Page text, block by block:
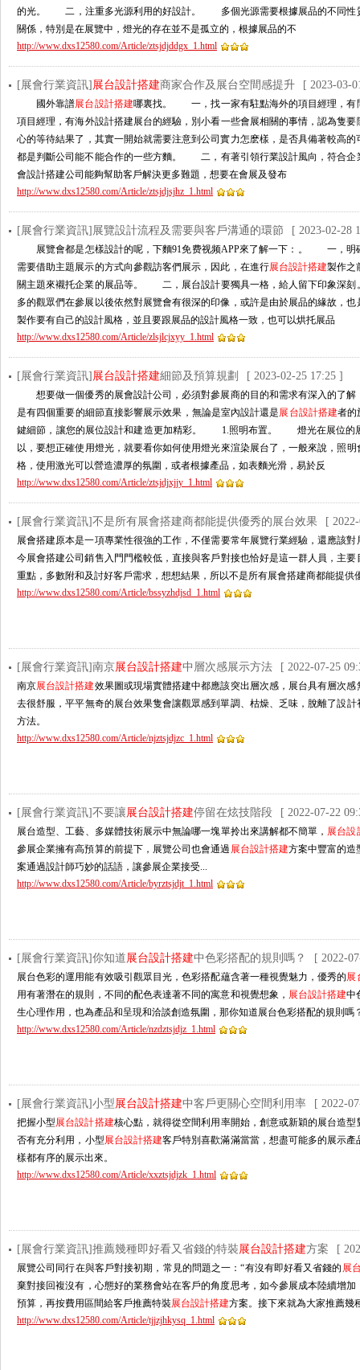
的光。 二，注重多光源利用的好設計。 多個光源需要根據展品的不同性
關係，特別是在展覽中，燈光的存在並不是孤立的，根據展品的不
http://www.dxs12580.com/Article/ztsjdjddgx_1.html
[展會行業資訊] 展台設計搭建商家合作及展台空間感提升 [ 2023-03-
國外靠譜展台設計搭建哪裏找。 一，找一家有駐點海外的項目經理
項目經理，有海外設計搭建展台的經驗，別小看一些會展相關的事情，認為
心的等待結果了，其實一開始就需要注意到公司實力怎麽樣，是否具備著較高的
都是判斷公司能不能合作的一些方麵。 二，有著引領行業設計風向，符合
會設計搭建公司能夠幫助客戶解決更多難題，想要在會展及發布
http://www.dxs12580.com/Article/ztsjdjsjhz_1.html
[展會行業資訊]展覽設計流程及需要與客戶溝通的環節 [ 2023-02-28
展覽會都是怎樣設計的呢，下麵91免费视频APP來了解一下：。 一
需要借助主題展示的方式向參觀訪客們展示，因此，在進行展台設計搭建製作之
關主題來襯托企業的展品等。 二，展台設計要獨具一格，給人留下印象
多的觀眾們在參展以後依然對展覽會有很深的印像，或許是由於展品的緣故，
製作要有自己的設計風格，並且要跟展品的設計風格一致，也可以烘托展品
http://www.dxs12580.com/Article/zlsjlcjxyy_1.html
[展會行業資訊] 展台設計搭建細節及預算規劃 [ 2023-02-25 17:25 ]
想要做一個優秀的展會設計公司，必須對參展商的目的和需求有深入的了解
是有四個重要的細節直接影響展示效果，無論是室內設計還是展台設計搭建者的
鍵細節，讓您的展位設計和建造更加精彩。 1.照明布置。 燈光在展位的展
以，要想正確使用燈光，就要看你如何使用燈光來渲染展台了，一般來說
格，使用激光可以營造濃厚的氛圍，或者根據產品，如表麵光滑，易於反
http://www.dxs12580.com/Article/ztsjdjxjjy_1.html
[展會行業資訊]不是所有展會搭建商都能提供優秀的展台效果 [
展會搭建原本是一項專業性很強的工作，不僅需要常年展覽行業經驗，還應該
今展會搭建公司銷售入門門檻較低，直接與客戶對接也恰好是這一群人員，主要
重點，多數附和及討好客戶需求，想想結果，所以不是所有展會搭建商都能提供
http://www.dxs12580.com/Article/bssyzhdjsd_1.html
[展會行業資訊]南京展台設計搭建中層次感展示方法 [ 2022-07-25
南京展台設計搭建效果圖或現場實體搭建中都應該突出層次感，展台具有層次
去很舒服，平平無奇的展台效果隻會讓觀眾感到單調、枯燥、乏味，脫離了
方法。
http://www.dxs12580.com/Article/njztsjdjzc_1.html
[展會行業資訊]不要讓展台設計搭建停留在炫技階段 [ 2022-07-22
展台造型、工藝、多媒體技術展示中無論哪一塊單拎出來講解都不簡單， 展台設
參展企業擁有高預算的前提下，展覽公司也會通過 展台設計搭建方案中豐富的造型
案通過設計師巧妙的話語，讓參展企業接受...
http://www.dxs12580.com/Article/byrztsjdjt_1.html
[展會行業資訊]你知道展台設計搭建中色彩搭配的規則嗎？ [ 2022-
展台色彩的運用能有效吸引觀眾目光，色彩搭配蘊含著一種視覺魅力，優秀的展
用有著潛在的規則，不同的配色表達著不同的寓意和視覺想象， 展台設計搭建中
生心理作用，也為產品和呈現和洽談創造氛圍，那你知道展台色彩搭配的規則嗎
http://www.dxs12580.com/Article/nzdztsjdjz_1.html
[展會行業資訊]小型展台設計搭建中客戶更關心空間利用率 [ 2022-
把握小型展台設計搭建核心點，就得從空間利用率開始，創意或新穎的展台造
否有充分利用，小型展台設計搭建客戶特別喜歡滿滿當當，想盡可能多的展示產
樣都有序的展示出來。
http://www.dxs12580.com/Article/xxztsjdjzk_1.html
[展會行業資訊]推薦幾種即好看又省錢的特裝展台設計搭建方案 [
展覽公司同行在與客戶對接初期，常見的問題之一：“有沒有即好看又省錢的 展
棄對接回複沒有，心態好的業務會站在客戶的角度思考，如今參展成本陸續增加
預算，再按費用區間給客戶推薦特裝展台設計搭建方案。接下來就為大家推薦幾
http://www.dxs12580.com/Article/tjjzjhkysq_1.html